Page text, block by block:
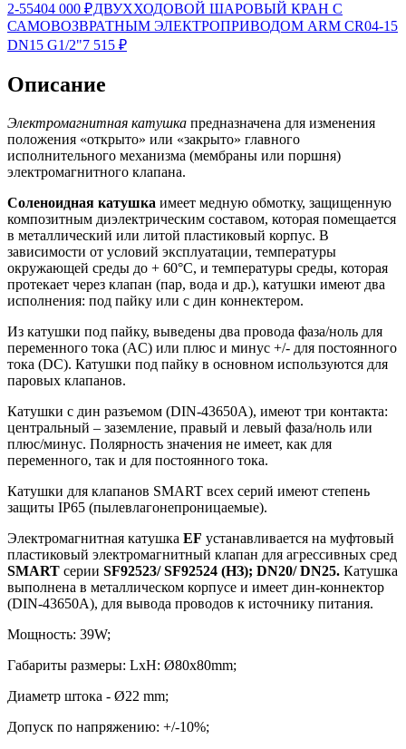
2-55404 000 ₽ДВУХХОДОВОЙ ШАРОВЫЙ КРАН С
САМОВОЗВРАТНЫМ ЭЛЕКТРОПРИВОДОМ ARM CR04-15
DN15 G1/2"7 515 ₽
Описание
Электромагнитная катушка предназначена для изменения
положения «открыто» или «закрыто» главного
исполнительного механизма (мембраны или поршня)
электромагнитного клапана.
Соленоидная катушка имеет медную обмотку, защищенную
композитным диэлектрическим составом, которая помещается
в металлический или литой пластиковый корпус. В
зависимости от условий эксплуатации, температуры
окружающей среды до + 60°С, и температуры среды, которая
протекает через клапан (пар, вода и др.), катушки имеют два
исполнения: под пайку или с дин коннектером.
Из катушки под пайку, выведены два провода фаза/ноль для
переменного тока (AC) или плюс и минус +/- для постоянного
тока (DC). Катушки под пайку в основном используются для
паровых клапанов.
Катушки с дин разъемом (DIN-43650A), имеют три контакта:
центральный – заземление, правый и левый фаза/ноль или
плюс/минус. Полярность значения не имеет, как для
переменного, так и для постоянного тока.
Катушки для клапанов SMART всех серий имеют степень
защиты IP65 (пылевлагонепроницаемые).
Электромагнитная катушка EF устанавливается на муфтовый
пластиковый электромагнитный клапан для агрессивных сред
SMART серии SF92523/SF92524 (НЗ); DN20/DN25. Катушка
выполнена в металлическом корпусе и имеет дин-коннектор
(DIN-43650A), для вывода проводов к источнику питания.
Мощность: 39W;
Габариты размеры: LxH: Ø80х80mm;
Диаметр штока - Ø22 mm;
Допуск по напряжению: +/-10%;